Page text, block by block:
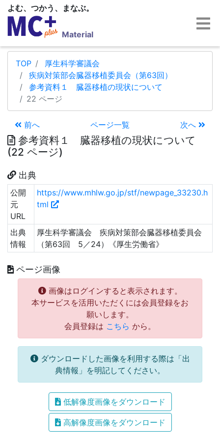
よむ、つかう、まなぶ。
Material
TOP
厚生科学審議会
疾病対策部会臓器移植委員会（第63回）
参考資料１ 臓器移植の現状について
22 ページ
前へ ページ一覧 次へ
参考資料１ 臓器移植の現状について
(22 ページ)
出典
公開
元
URL
https://www.mhlw.go.jp/stf/newpage_33230.h
tml
出典
情報
厚生科学審議会 疾病対策部会臓器移植委員会
（第63回 5／24）《厚生労働省》
ページ画像
画像はログインすると表示されます。
本サービスを活用いただくには会員登録をお
願いします。
会員登録は こちら から。
ダウンロードした画像を利用する際は「出
典情報」を明記してください。
低解像度画像をダウンロード
高解像度画像をダウンロード